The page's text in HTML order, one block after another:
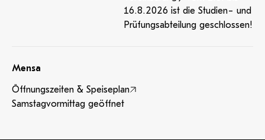
16.8.2026 ist die Studien- und
Prüfungsabteilung geschlossen!
Mensa
Öffnungszeiten & Speiseplan
Samstagvormittag geöffnet